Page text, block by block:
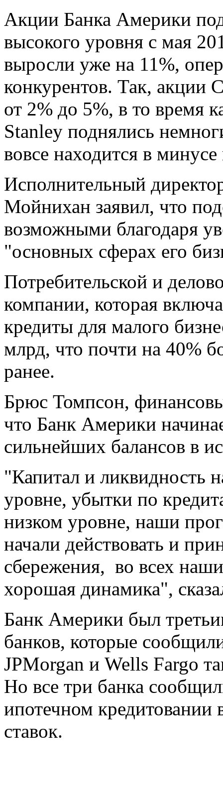
Акции Банка Америки
высокого уровня с мая
выросли уже на 11%,
конкурентов. Так, акции
от 2% до 5%, в то время
Stanley поднялись
вовсе находится в
Исполнительный
Мойнихан заявил, что
возможными благодаря
"основных сферах его
Потребительской и
компании, которая
кредиты для малого
млрд, что почти на 40%
ранее.
Брюс Томпсон,
что Банк Америки
сильнейших балансов в
"Капитал и ликвидность
уровне, убытки по
низком уровне, наши
начали действовать и
сбережения, во всех
хорошая динамика",
Банк Америки был
банков, которые
JPMorgan и Wells Fargo
Но все три банка
ипотечном кредитовании
ставок.